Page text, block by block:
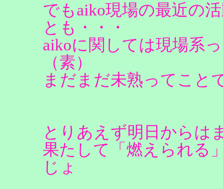
でもaiko現場の最近の
とも・・・
aikoに関しては現場系
（素）
まだまだ未熟ってこと
とりあえず明日からは
果たして「燃えられる
じょ